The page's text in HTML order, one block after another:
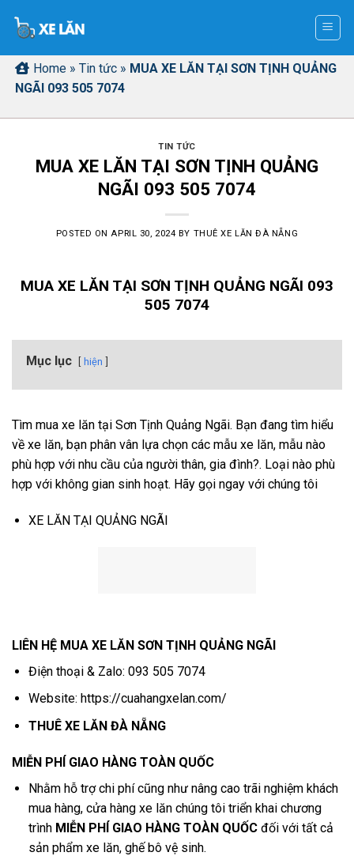
Home » Tin tức » MUA XE LĂN TẠI SƠN TỊNH QUẢNG
NGÃI 093 505 7074
TIN TỨC
MUA XE LĂN TẠI SƠN TỊNH QUẢNG
NGÃI 093 505 7074
POSTED ONAPRIL 30, 2024 BY THUÊ XE LĂN ĐÀ NẴNG
MUA XE LĂN TẠI SƠN TỊNH QUẢNG NGÃI 093
505 7074
Mục lục hiện
Tìm mua xe lăn tại Sơn Tịnh Quảng Ngãi. Bạn đang tìm hiểu
về xe lăn, bạn phân vân lựa chọn các mẫu xe lăn, mẫu nào
phù hợp với nhu cầu của người thân, gia đình?. Loại nào phù
hợp với không gian sinh hoạt. Hãy gọi ngay với chúng tôi
XE LĂN TẠI QUẢNG NGÃI
LIÊN HỆ MUA XE LĂN SƠN TỊNH QUẢNG NGÃI
Điện thoại & Zalo: 093 505 7074
Website: https://cuahangxelan.com/
THUÊ XE LĂN ĐÀ NẴNG
MIỄN PHÍ GIAO HÀNG TOÀN QUỐC
Nhằm hỗ trợ chi phí cũng như nâng cao trãi nghiệm khách
mua hàng, cửa hàng xe lănchúng tôi triển khai chương
trình MIỄN PHÍ GIAO HÀNG TOÀN QUỐCđối với tất cả
sản phẩm xe lăn, ghế bô vệ sinh.